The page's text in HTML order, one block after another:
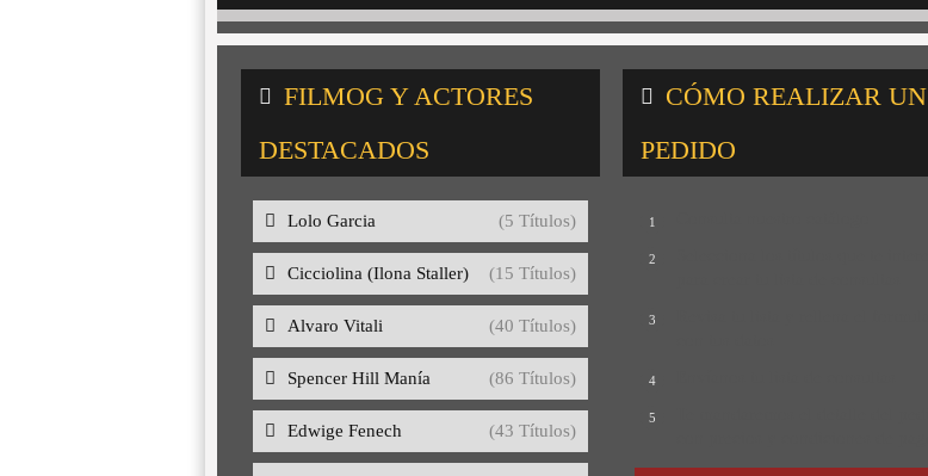
FILMOG Y ACTORES
DESTACADOS
Lolo Garcia (5 Títulos)
Cicciolina (Ilona Staller) (15 Títulos)
Alvaro Vitali (40 Títulos)
Spencer Hill Manía (86 Títulos)
Edwige Fenech (43 Títulos)
CÓMO REALIZAR UN
PEDIDO
1
2
3
4
5